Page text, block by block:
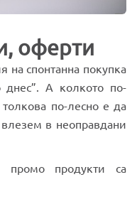
оферти
на спонтанна покупка
днес”. А колкото по-
по-лесно е да
в неоправдани
промо продукти са